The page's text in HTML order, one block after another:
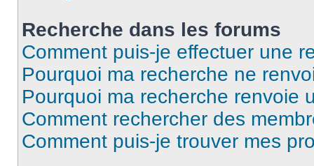
Recherche dans les forums
Comment puis-je effectuer une
Pourquoi ma recherche ne
Pourquoi ma recherche renvoie
Comment rechercher des
Comment puis-je trouver mes